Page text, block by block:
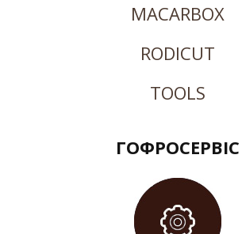
MACARBOX
RODICUT
TOOLS
ГОФРОСЕРВІС